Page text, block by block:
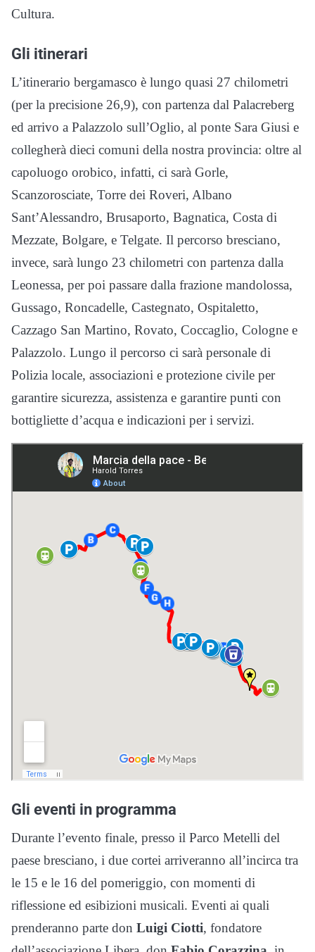
Cultura.
Gli itinerari
L’itinerario bergamasco è lungo quasi 27 chilometri
(per la precisione 26,9), con partenza dal Palacreberg
ed arrivo a Palazzolo sull’Oglio, al ponte Sara Giusi e
collegherà dieci comuni della nostra provincia: oltre al
capoluogo orobico, infatti, ci sarà Gorle,
Scanzorosciate, Torre dei Roveri, Albano
Sant’Alessandro, Brusaporto, Bagnatica, Costa di
Mezzate, Bolgare, e Telgate. Il percorso bresciano,
invece, sarà lungo 23 chilometri con partenza dalla
Leonessa, per poi passare dalla frazione mandolossa,
Gussago, Roncadelle, Castegnato, Ospitaletto,
Cazzago San Martino, Rovato, Coccaglio, Cologne e
Palazzolo. Lungo il percorso ci sarà personale di
Polizia locale, associazioni e protezione civile per
garantire sicurezza, assistenza e garantire punti con
bottigliette d’acqua e indicazioni per i servizi.
Gli eventi in programma
Durante l’evento finale, presso il Parco Metelli del
paese bresciano, i due cortei arriveranno all’incirca tra
le 15 e le 16 del pomeriggio, con momenti di
riflessione ed esibizioni musicali. Eventi ai quali
prenderanno parte don Luigi Ciotti, fondatore